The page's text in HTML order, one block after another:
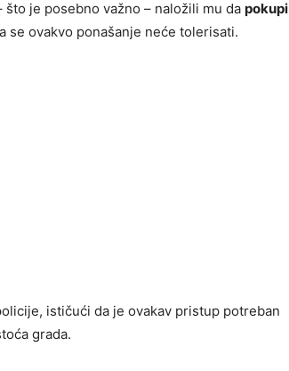
što je posebno važno – naložili mu da pokupi
se ovakvo ponašanje neće tolerisati.
ističući da je ovakav pristup potreban
grada.